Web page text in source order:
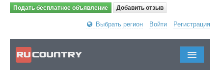
Подать бесплатное объявление Добавить отзыв
Выбрать регион Войти Регистрация